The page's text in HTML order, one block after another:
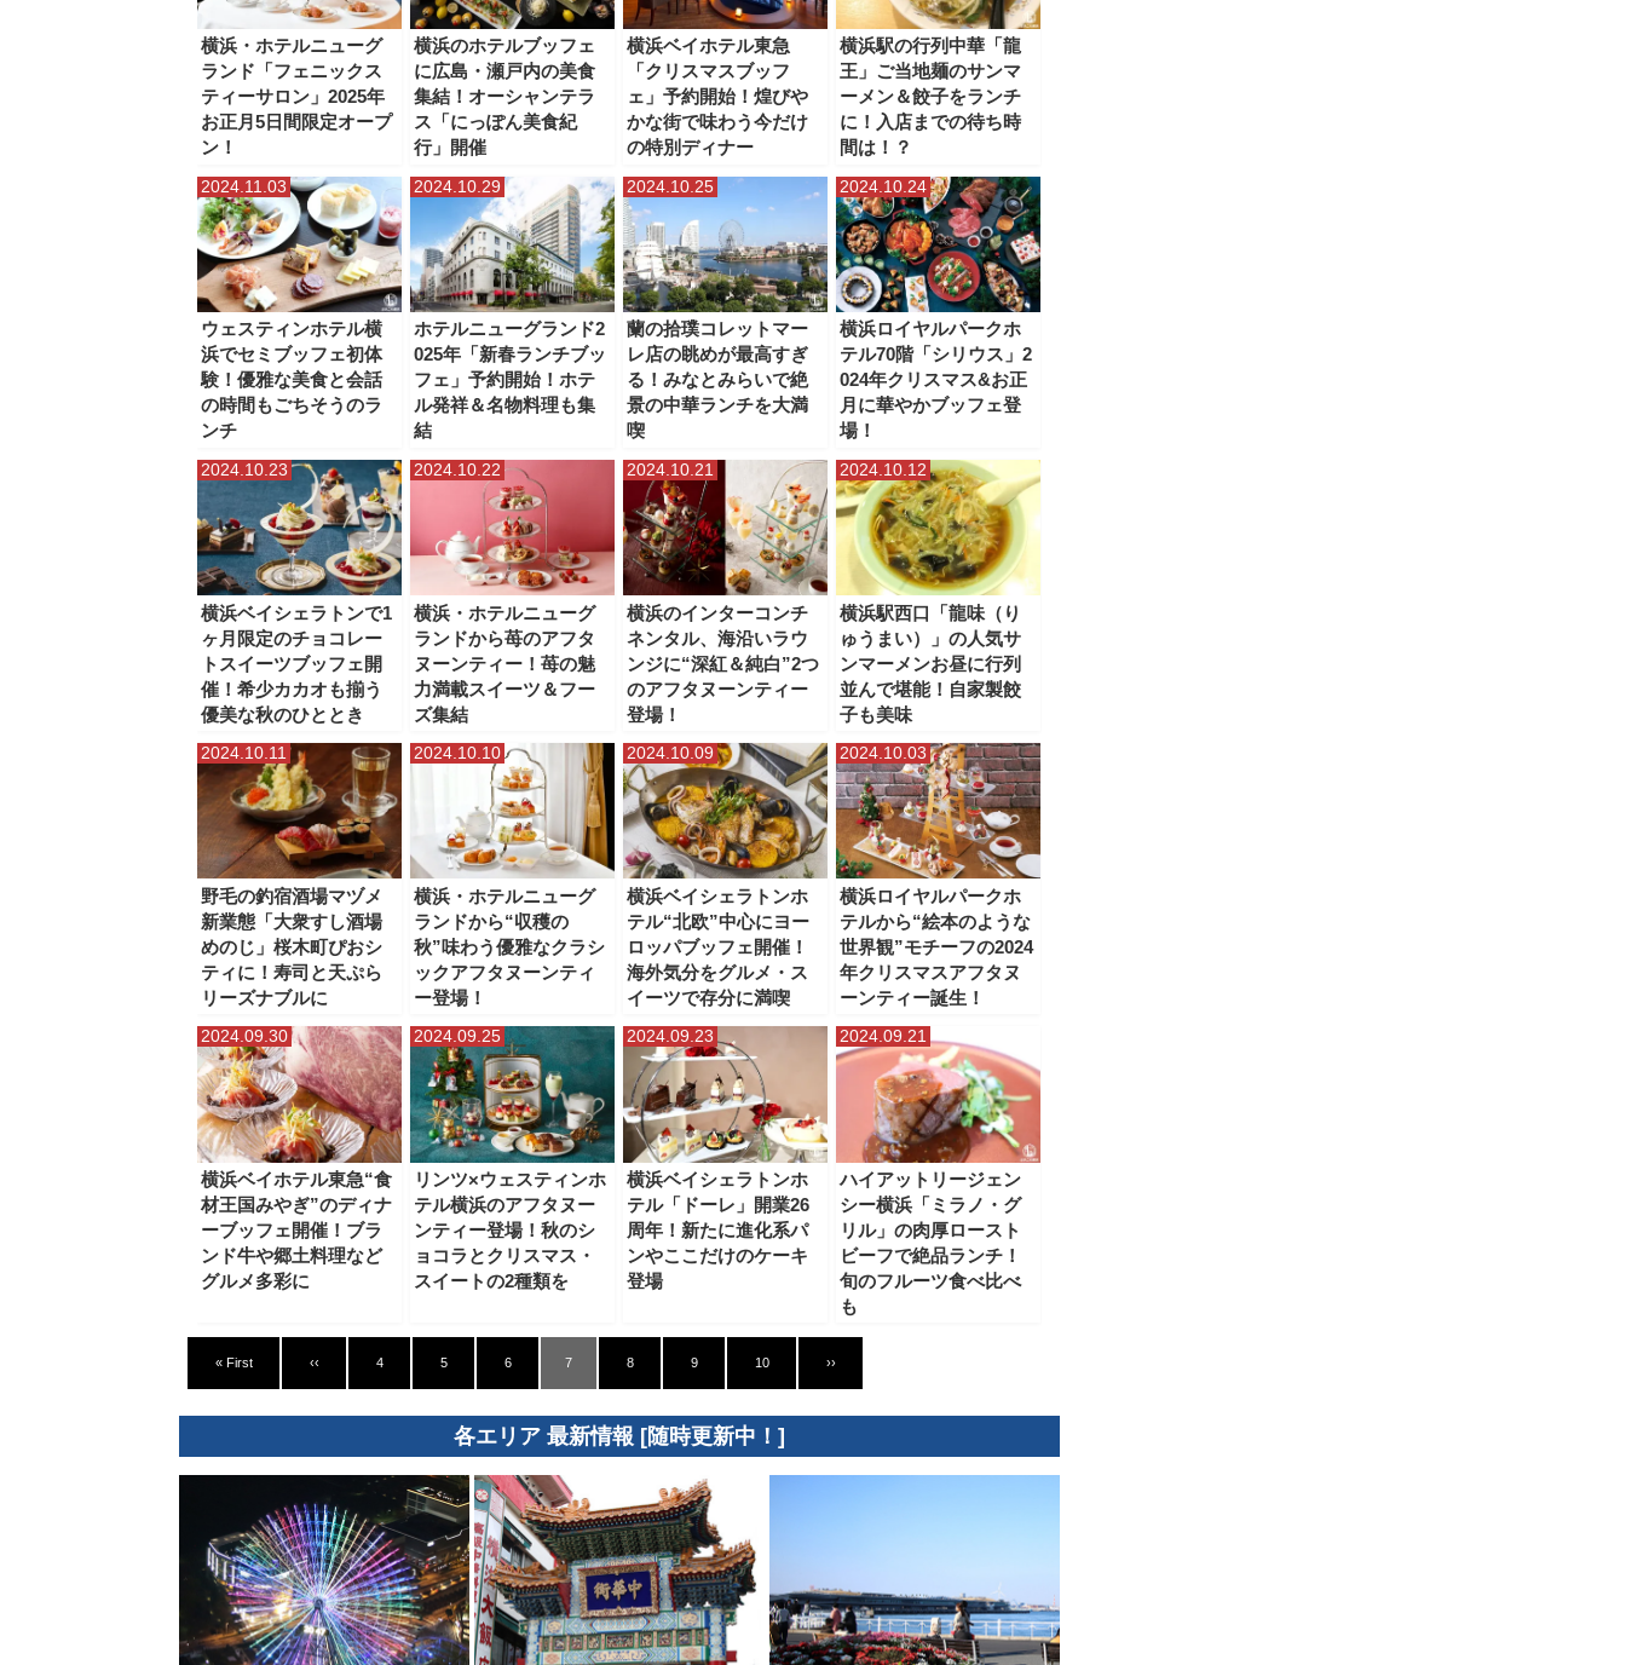
ランチ 中華料理・中国料理 和食 居酒屋 工場直売所・アウトレット商品 朝食・モーニング 洋食 海鮮・寿司
焼き肉・ステーキ・肉食 電源カフェ・コワーキングスペース
横浜・ホテルニューグ
ランド「フェニックス
ティーサロン」2025年
お正月5日間限定オープ
ン！
横浜のホテルブッフェ
に広島・瀬戸内の美食
集結！オーシャンテラ
ス「にっぽん美食紀
行」開催
横浜ベイホテル東急
「クリスマスブッフ
ェ」予約開始！煌びや
かな街で味わう今だけ
の特別ディナー
横浜駅の行列中華「龍
王」ご当地麺のサンマ
ーメン＆餃子をランチ
に！入店までの待ち時
間は！？
2024.11.03
ウェスティンホテル横
浜でセミブッフェ初体
験！優雅な美食と会話
の時間もごちそうのラ
ンチ
2024.10.29
ホテルニューグランド2
025年「新春ランチブッ
フェ」予約開始！ホテ
ル発祥＆名物料理も集
結
2024.10.25
蘭の拾璞コレットマー
レ店の眺めが最高すぎ
る！みなとみらいで絶
景の中華ランチを大満
喫
2024.10.24
横浜ロイヤルパークホ
テル70階「シリウス」2
024年クリスマス&お正
月に華やかブッフェ登
場！
2024.10.23
横浜ベイシェラトンで1
ヶ月限定のチョコレー
トスイーツブッフェ開
催！希少カカオも揃う
優美な秋のひととき
2024.10.22
横浜・ホテルニューグ
ランドから苺のアフタ
ヌーンティー！苺の魅
力満載スイーツ＆フー
ズ集結
2024.10.21
横浜のインターコンチ
ネンタル、海沿いラウ
ンジに“深紅＆純白”2つ
のアフタヌーンティー
登場！
2024.10.12
横浜駅西口「龍味（り
ゅうまい）」の人気サ
ンマーメンお昼に行列
並んで堪能！自家製餃
子も美味
2024.10.11
野毛の釣宿酒場マヅメ
新業態「大衆すし酒場
めのじ」桜木町ぴおシ
ティに！寿司と天ぷら
リーズナブルに
2024.10.10
横浜・ホテルニューグ
ランドから“収穫の
秋”味わう優雅なクラシ
ックアフタヌーンティ
ー登場！
2024.10.09
横浜ベイシェラトンホ
テル“北欧”中心にヨー
ロッパブッフェ開催！
海外気分をグルメ・ス
イーツで存分に満喫
2024.10.03
横浜ロイヤルパークホ
テルから“絵本のような
世界観”モチーフの2024
年クリスマスアフタヌ
ーンティー誕生！
2024.09.30
横浜ベイホテル東急“食
材王国みやぎ”のディナ
ーブッフェ開催！ブラ
ンド牛や郷土料理など
グルメ多彩に
2024.09.25
リンツ×ウェスティンホ
テル横浜のアフタヌー
ンティー登場！秋のシ
ョコラとクリスマス・
スイートの2種類を
2024.09.23
横浜ベイシェラトンホ
テル「ドーレ」開業26
周年！新たに進化系パ
ンやここだけのケーキ
登場
2024.09.21
ハイアットリージェン
シー横浜「ミラノ・グ
リル」の肉厚ロースト
ビーフで絶品ランチ！
旬のフルーツ食べ比べ
も
« First ‹‹ 4 5 6 7 8 9 10 ››
各エリア 最新情報 [随時更新中！]